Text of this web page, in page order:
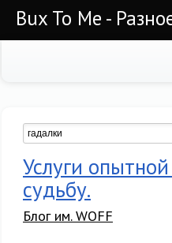
Bux To Me -
Услуги
судьбу.
Блог им. WOFF